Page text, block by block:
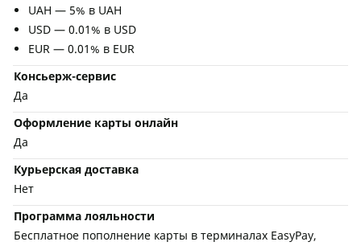
UAH — 5% в UAH
USD — 0.01% в USD
EUR — 0.01% в EUR
Консьерж-сервис
Да
Оформление карты онлайн
Да
Курьерская доставка
Нет
Программа лояльности
Бесплатное пополнение карты в терминалах EasyPay,